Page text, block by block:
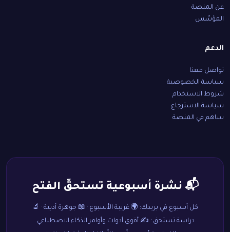
عن المنصة
المؤسّس
الدعم
تواصل معنا
سياسة الخصوصية
شروط الاستخدام
سياسة الاسترجاع
ساهم في المنصة
📬 نشرة أسبوعية تستحقّ الفتح
كل أسبوع في بريدك: 🌍 غريبة الأسبوع · 📖 جوهرة أدبية · 🔬
دراسة تستحق · ✍️ أقوى أدوات وأوامر الذكاء الاصطناعي.